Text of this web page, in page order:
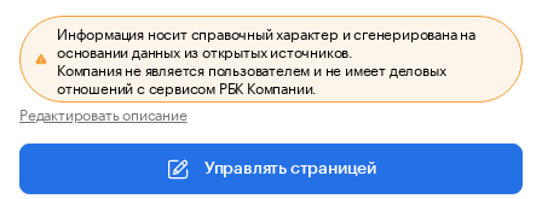
Информация носит справочный характер и сгенерирована на
основании данных из открытых источников.
Компания не является пользователем и не имеет деловых
отношений с сервисом РБК Компании.
Редактировать описание
Управлять страницей